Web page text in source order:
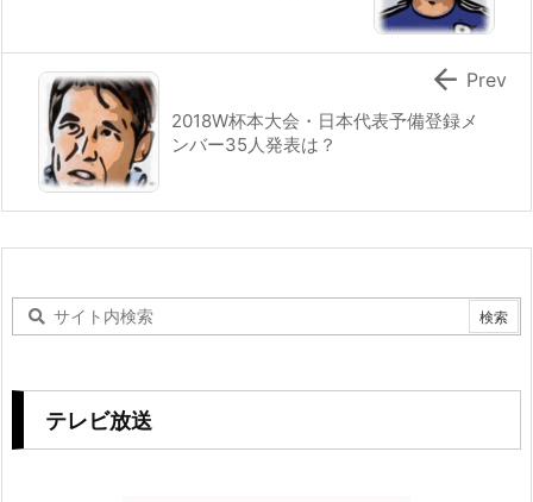
2018W杯本大会・日本代表予備登録メ
ンバー35人発表は？
 Prev
テレビ放送